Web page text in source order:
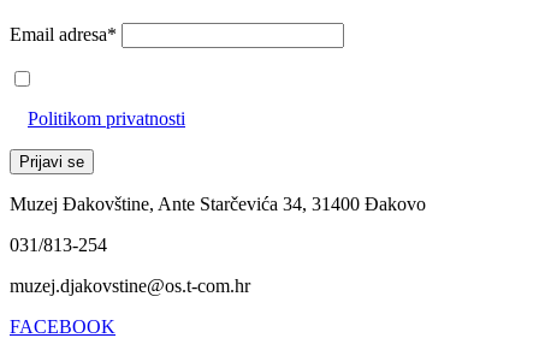
Email adresa*
Politikom privatnosti
Muzej Đakovštine, Ante Starčevića 34, 31400 Đakovo
031/813-254
muzej.djakovstine@os.t-com.hr
FACEBOOK